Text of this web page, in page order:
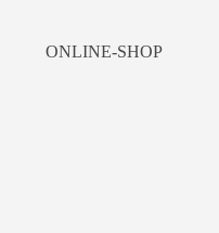
ONLINE-SHOP